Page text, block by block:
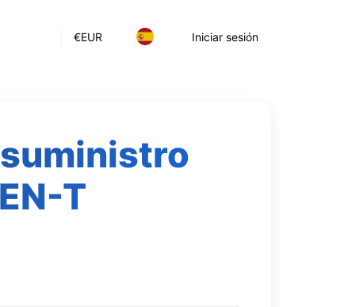
€EUR Iniciar sesión
T